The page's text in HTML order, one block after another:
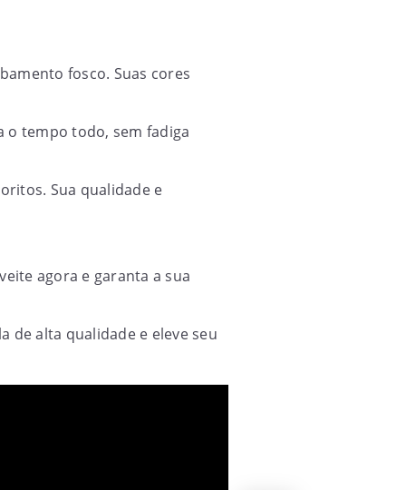
fosco. Suas cores
o tempo todo, sem fadiga
Sua qualidade e
agora e garanta a sua
de alta qualidade e eleve seu